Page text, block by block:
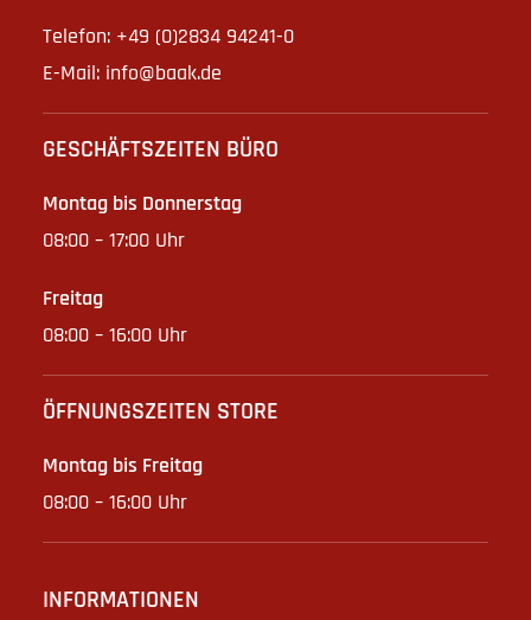
Telefon: +49 (0)2834 94241-0
E-Mail: info@baak.de
GESCHÄFTSZEITEN BÜRO
Montag bis Donnerstag
08:00 – 17:00 Uhr
Freitag
08:00 – 16:00 Uhr
ÖFFNUNGSZEITEN STORE
Montag bis Freitag
08:00 – 16:00 Uhr
INFORMATIONEN